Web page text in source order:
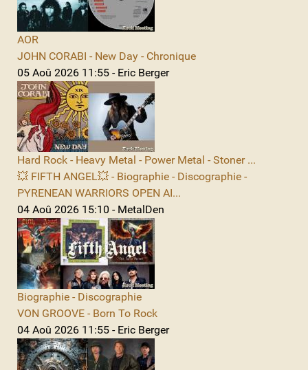
AOR
JOHN CORABI - New Day - Chronique
05 Aoû 2026 11:55 - Eric Berger
Hard Rock - Heavy Metal - Power Metal - Stoner ...
💥 FIFTH ANGEL💥 - Biographie - Discographie -
PYRENEAN WARRIORS OPEN AI...
04 Aoû 2026 15:10 - MetalDen
Biographie - Discographie
VON GROOVE - Born To Rock
04 Aoû 2026 11:55 - Eric Berger